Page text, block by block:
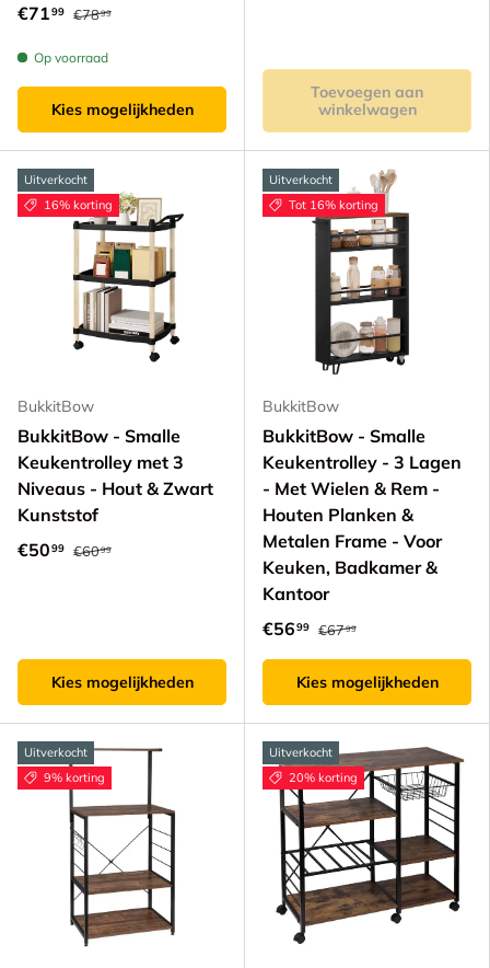
€7199 €7899
Op voorraad
Kies mogelijkheden
Toevoegen aan
winkelwagen
Uitverkocht
16% korting
BukkitBow
BukkitBow - Smalle
Keukentrolley met 3
Niveaus - Hout & Zwart
Kunststof
€5099 €6099
Kies mogelijkheden
Uitverkocht
Tot 16% korting
BukkitBow
BukkitBow - Smalle
Keukentrolley - 3 Lagen
- Met Wielen & Rem -
Houten Planken &
Metalen Frame - Voor
Keuken, Badkamer &
Kantoor
€5699 €6799
Kies mogelijkheden
Uitverkocht
9% korting
Uitverkocht
20% korting